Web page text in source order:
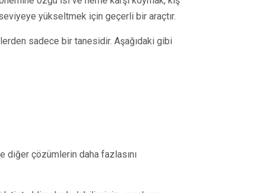
yükseltmek için geçerli bir araçtır.
sadece bir tanesidir. Aşağıdaki gibi
diğer çözümlerin daha fazlasını